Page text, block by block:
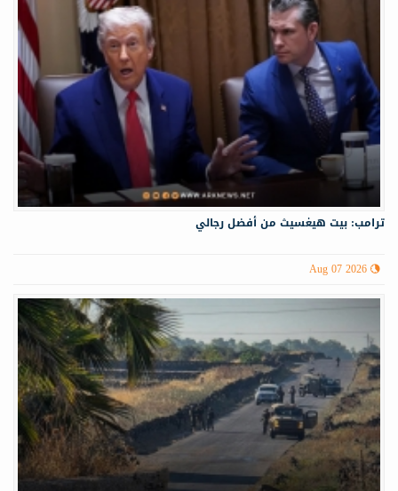
ترامب: بيت هيغسيث من أفضل رجالي
Aug 07 2026